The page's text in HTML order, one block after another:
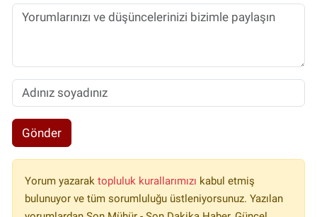
Gönder
Yorum yazarak topluluk kurallarımızı kabul etmiş
bulunuyor ve tüm sorumluluğu üstleniyorsunuz. Yazılan